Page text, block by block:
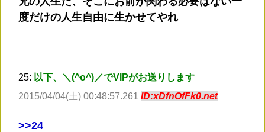
度だけの人生自由に生かせてやれ
25: 以下、＼(^o^)／でVIPがお送りします
2015/04/04(土) 00:48:57.261 ID:xDfnOfFk0.net
>>24